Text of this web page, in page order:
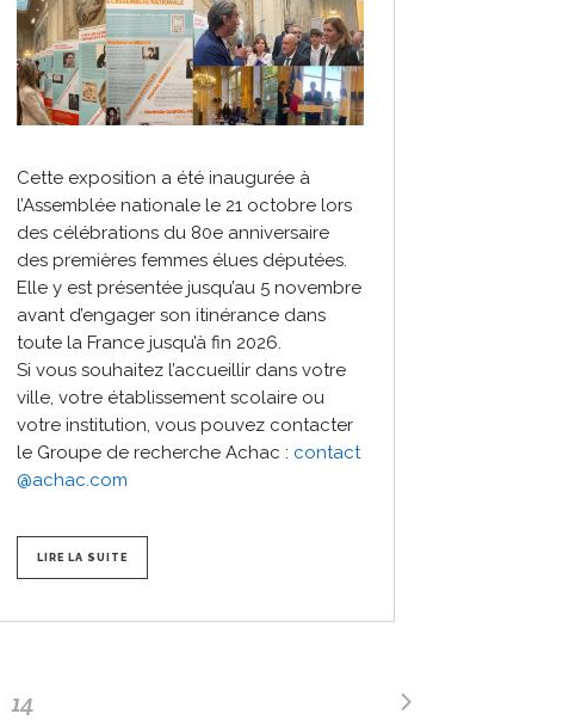
Cette exposition a été inaugurée à
l’Assemblée nationale le 21 octobre lors
des célébrations du 80e anniversaire
des premières femmes élues députées.
Elle y est présentée jusqu’au 5 novembre
avant d’engager son itinérance dans
toute la France jusqu’à fin 2026.
Si vous souhaitez l’accueillir dans votre
ville, votre établissement scolaire ou
votre institution, vous pouvez contacter
le Groupe de recherche Achac : contact
@achac.com
LIRE LA SUITE
14